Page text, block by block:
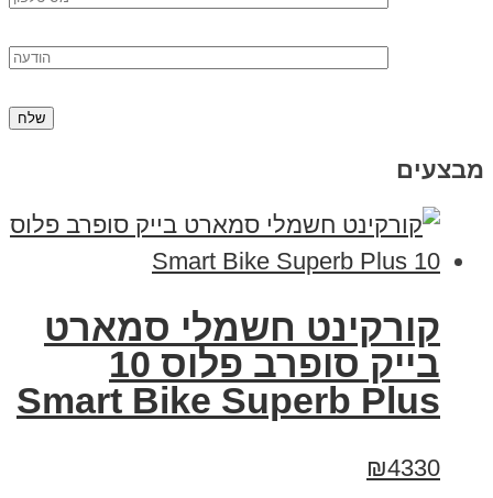
מבצעים
קורקינט חשמלי סמארט
בייק סופרב פלוס 10
Smart Bike Superb Plus
₪4330